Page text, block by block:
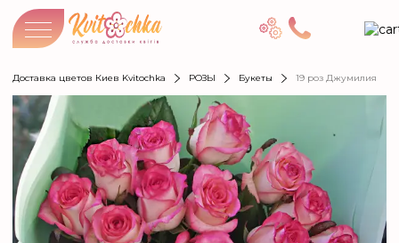
Доставка цветов Киев Kvitochka РОЗЫ Букеты 19 роз Джумилия